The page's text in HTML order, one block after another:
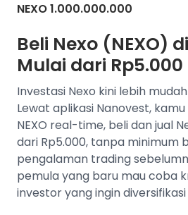
NEXO 1.000.000.000
Beli Nexo (NEXO)
Mulai dari Rp5.000
Investasi Nexo kini lebih
Lewat aplikasi Nanovest,
NEXO real-time, beli dan jual
dari Rp5.000, tanpa minimum
pengalaman trading
pemula yang baru mau coba
investor yang ingin